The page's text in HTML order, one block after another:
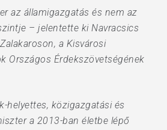
az államigazgatás és nem az
– jelentette ki Navracsics
a Kisvárosi
Országos Érdekszövetségének
helyettes, közigazgatási és
a 2013-ban életbe lépő